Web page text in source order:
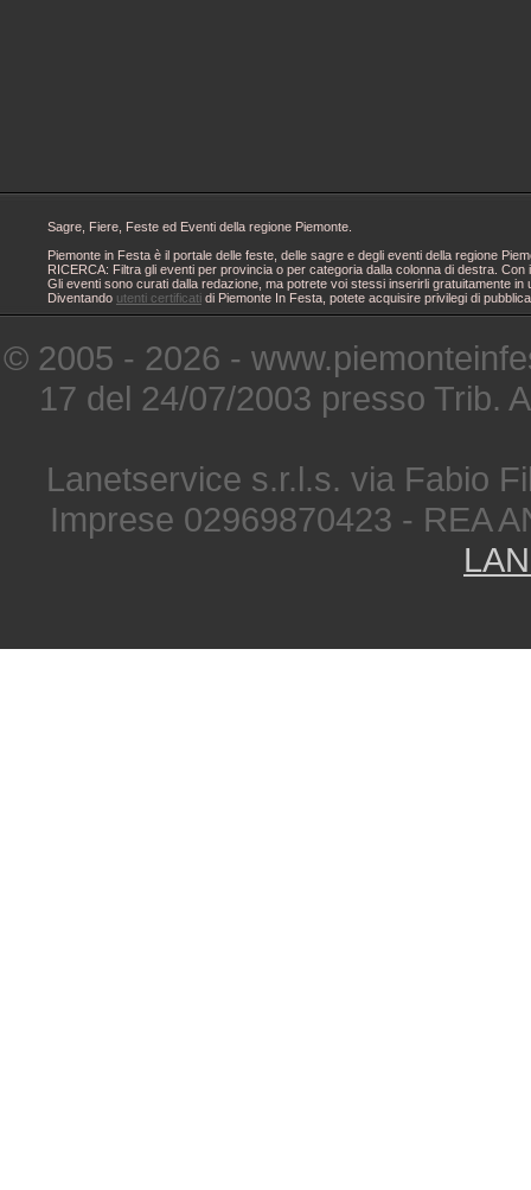
Sagre, Fiere, Feste ed Eventi della regione Piemonte.
Piemonte in Festa è il portale delle feste, delle sagre e degli eventi della regione
RICERCA: Filtra gli eventi per provincia o per categoria dalla colonna di destra.
Gli eventi sono curati dalla redazione, ma potrete voi stessi inserirli gratuitamente
Diventando utenti certificati di Piemonte In Festa, potete acquisire privilegi di
© 2005 - 2026 -
17 del 24/07/2003 presso Trib.
Lanetservice s.r.l.s. via Fabio
Imprese 02969870423 - REA